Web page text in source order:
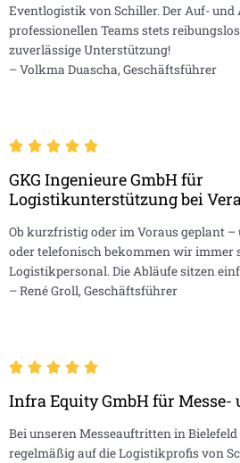
Eventlogistik von Schiller. Der Auf- und
professionellen Teams stets
zuverlässige Unterstützung!
– Volkma Duascha, Geschäftsführer
GKG Ingenieure GmbH für
Logistikunterstützung bei
Ob kurzfristig oder im Voraus geplant –
oder telefonisch bekommen wir immer
Logistikpersonal. Die Abläufe sitzen
– René Groll, Geschäftsführer
Infra Equity GmbH für
Bei unseren Messeauftritten in
regelmäßig auf die Logistikprofis von